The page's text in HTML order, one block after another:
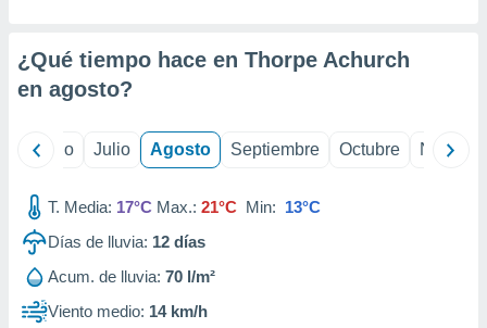
¿Qué tiempo hace en Thorpe Achurch
en agosto?
Junio Julio Agosto Septiembre Octubre
T. Media: 17°C Max.: 21°C Min: 13°C
Días de lluvia: 12 días
Acum. de lluvia: 70 l/m²
Viento medio: 14 km/h